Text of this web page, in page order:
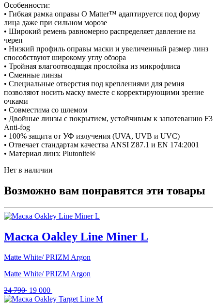
Особенности:
• Гибкая рамка оправы O Matter™ адаптируется под форму
лица даже при сильном морозе
• Широкий ремень равномерно распределяет давление на
череп
• Низкий профиль оправы маски и увеличенный размер линз
способствуют широкому углу обзора
• Тройная влагоотводящая прослойка из микрофлиса
• Сменные линзы
• Специальные отверстия под креплениями для ремня
позволяют носить маску вместе с корректирующими зрение
очками
• Совместима со шлемом
• Двойные линзы с покрытием, устойчивым к запотеванию F3
Anti-fog
• 100% защита от УФ излучения (UVA, UVB и UVC)
• Отвечает стандартам качества ANSI Z87.1 и EN 174:2001
• Материал линз: Plutonite®
Нет в наличии
Возможно вам понравятся эти товары
Маска Oakley Line Miner L
Matte White/ PRIZM Argon
Matte White/ PRIZM Argon
24 790 Первоначальная
цена
19 000
цена: